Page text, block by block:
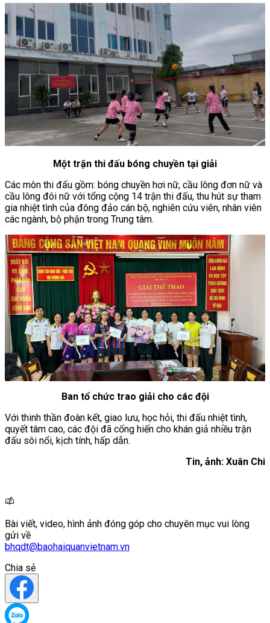
Một trận thi đấu bóng chuyền tại giải
Các môn thi đấu gồm: bóng chuyền hơi nữ, cầu lông đơn nữ và
cầu lông đôi nữ với tổng cộng 14 trận thi đấu, thu hút sự tham
gia nhiệt tình của đông đảo cán bộ, nghiên cứu viên, nhân viên
các ngành, bộ phận trong Trung tâm.
Ban tổ chức trao giải cho các đội
Với thinh thần đoàn kết, giao lưu, học hỏi, thi đấu nhiệt tình,
quyết tâm cao, các đội đã cống hiến cho khán giả nhiều trận
đấu sôi nổi, kịch tính, hấp dẫn.
Tin, ảnh: Xuân Chi
Bài viết, video, hình ảnh đóng góp cho chuyên mục vui lòng
gửi về
bhqdt@baohaiquanvietnam.vn
Chia sẻ